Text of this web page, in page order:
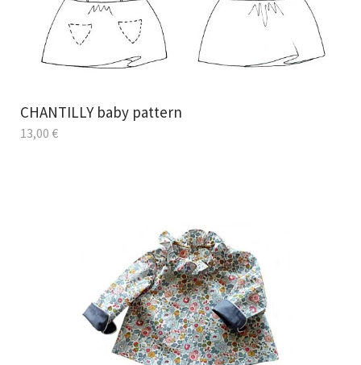
CHANTILLY baby pattern
13,00 €